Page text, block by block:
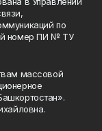
по
номер ПИ № ТУ
массовой